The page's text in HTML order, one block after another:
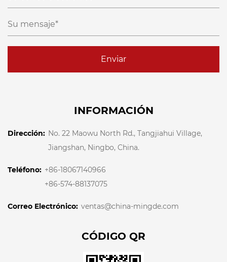
Enviar
INFORMACIÓN
Dirección: No. 22 Maowu North Rd., Tangjiahui Village,
Jiangshan, Ningbo, China.
Teléfono: +86-18067140966
+86-574-88137075
Correo Electrónico: ventas@china-mingde.com
CÓDIGO QR